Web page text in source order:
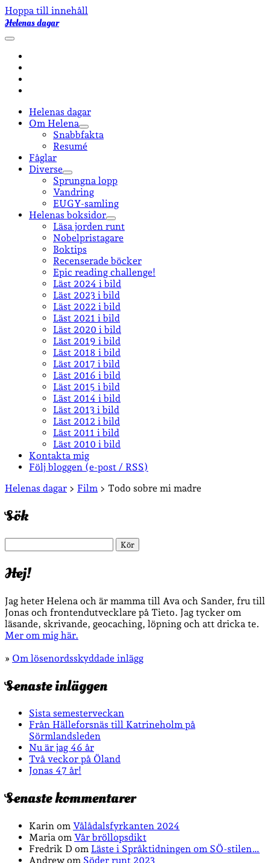
Hoppa till innehåll
Helenas dagar
öppna
Helenas dagar
Om Helena
öppna
undermeny
Snabbfakta
Resumé
Fåglar
Diverse
öppna
undermeny
Sprungna lopp
Vandring
EUGY-samling
Helenas boksidor
öppna
undermeny
Läsa jorden runt
Nobelpristagare
Boktips
Recenserade böcker
Epic reading challenge!
Läst 2024 i bild
Läst 2023 i bild
Läst 2022 i bild
Läst 2021 i bild
Läst 2020 i bild
Läst 2019 i bild
Läst 2018 i bild
Läst 2017 i bild
Läst 2016 i bild
Läst 2015 i bild
Läst 2014 i bild
Läst 2013 i bild
Läst 2012 i bild
Läst 2011 i bild
Läst 2010 i bild
Kontakta mig
Följ bloggen (e-post / RSS)
Sidopanel
Helenas dagar > Film > Todo sobre mi madre
Sök
Hej!
Jag heter Helena och är mamma till Ava och Sander, fru till
Jonas och frontendutvecklare på Tieto. Jag tycker om
läsande, skrivande, geocaching, löpning och att dricka te.
Mer om mig här.
» Om lösenordsskyddade inlägg
Senaste inläggen
Sista semesterveckan
Från Hälleforsnäs till Katrineholm på
Sörmlandsleden
Nu är jag 46 år
Två veckor på Öland
Jonas 47 år!
Senaste kommentarer
Karin om Vålådalsfyrkanten 2024
Maria om Vår bröllopsdikt
Fredrik D om Läste i Språktidningen om SÖ-stilen…
Andrew om Söder runt 2023